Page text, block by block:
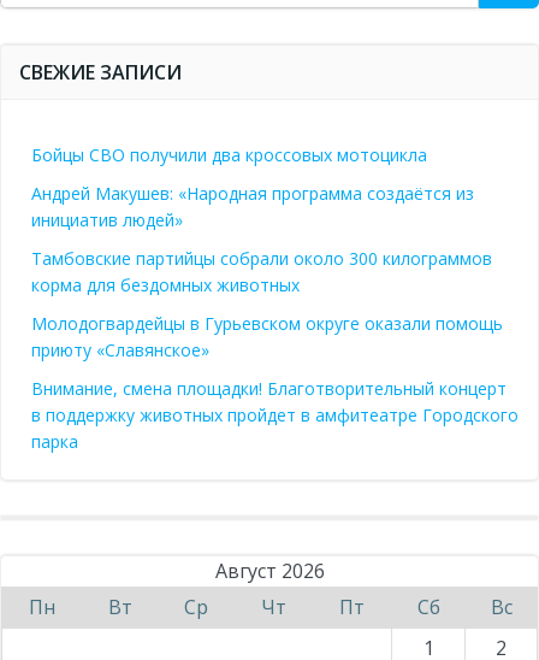
СВЕЖИЕ ЗАПИСИ
Бойцы СВО получили два кроссовых мотоцикла
Андрей Макушев: «Народная программа создаётся из
инициатив людей»
Тамбовские партийцы собрали около 300 килограммов
корма для бездомных животных
Молодогвардейцы в Гурьевском округе оказали помощь
приюту «Славянское»
Внимание, смена площадки! Благотворительный концерт
в поддержку животных пройдет в амфитеатре Городского
парка
Август 2026
Пн
Вт Ср Чт Пт Сб
Вс
1
2